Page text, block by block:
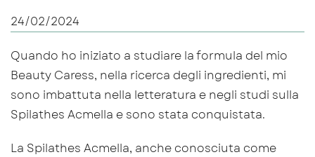
24/02/2024
Quando ho iniziato a studiare la formula del mio
Beauty Caress, nella ricerca degli ingredienti, mi
sono imbattuta nella letteratura e negli studi sulla
Spilathes Acmella e sono stata conquistata.
La Spilathes Acmella, anche conosciuta come